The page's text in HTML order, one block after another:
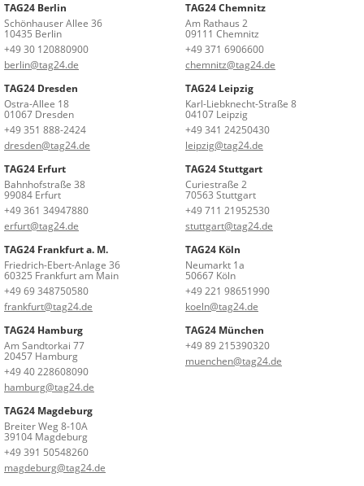
TAG24 Berlin
Schönhauser Allee 36
10435 Berlin
+49 30 120880900
berlin@tag24.de
TAG24 Chemnitz
Am Rathaus 2
09111 Chemnitz
+49 371 6906600
chemnitz@tag24.de
TAG24 Dresden
Ostra-Allee 18
01067 Dresden
+49 351 888-2424
dresden@tag24.de
TAG24 Leipzig
Karl-Liebknecht-Straße 8
04107 Leipzig
+49 341 24250430
leipzig@tag24.de
TAG24 Erfurt
Bahnhofstraße 38
99084 Erfurt
+49 361 34947880
erfurt@tag24.de
TAG24 Stuttgart
Curiestraße 2
70563 Stuttgart
+49 711 21952530
stuttgart@tag24.de
TAG24 Frankfurt a. M.
Friedrich-Ebert-Anlage 36
60325 Frankfurt am Main
+49 69 348750580
frankfurt@tag24.de
TAG24 Köln
Neumarkt 1a
50667 Köln
+49 221 98651990
koeln@tag24.de
TAG24 Hamburg
Am Sandtorkai 77
20457 Hamburg
+49 40 228608090
hamburg@tag24.de
TAG24 München
+49 89 215390320
muenchen@tag24.de
TAG24 Magdeburg
Breiter Weg 8-10A
39104 Magdeburg
+49 391 50548260
magdeburg@tag24.de